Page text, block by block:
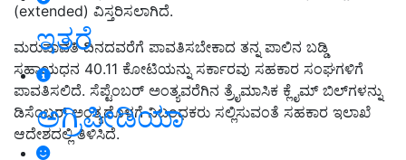
ಇತರೆ
ಅಗ್ರಿಪೀಡಿಯಾ
(extended) ವಿಸ್ತರಿಸಲಾಗಿದೆ.
ಮರುಪಾವತಿ ದಿನದವರೆಗೆ ಪಾವತಿಸಬೇಕಾದ ತನ್ನ ಪಾಲಿನ ಬಡ್ಡಿ
ಸಹಾಯಧನ 40.11 ಕೋಟಿಯನ್ನು ಸರ್ಕಾರವು ಸಹಕಾರ ಸಂಘಗಳಿಗೆ
ಪಾವತಿಸಲಿದೆ. ಸೆಪ್ಟೆಂಬರ್ ಅಂತ್ಯವರೆಗಿನ ತ್ರೈಮಾಸಿಕ ಕ್ಲೈಮ್‌ ಬಿಲ್‌ಗಳನ್ನು
ಡಿಸೆಂಬರ್‌ ಅಂತ್ಯದೊಳಗೆ ನಿಬಂಧಕರು ಸಲ್ಲಿಸುವಂತೆ ಸಹಕಾರ ಇಲಾಖೆ
ಆದೇಶದಲ್ಲಿ ತಿಳಿಸಿದೆ.